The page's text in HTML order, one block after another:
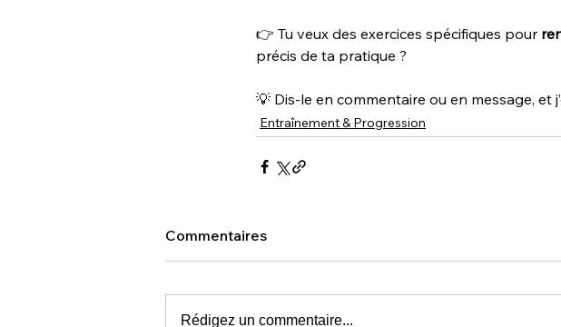
👉 Tu veux des exercices spécifiques pour
précis de ta pratique ?
💡 Dis-le en commentaire ou en message,
Entraînement & Progression
Commentaires
Rédigez un commentaire...